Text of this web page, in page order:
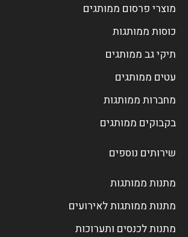
מוצרי פרסום ממותגים
כוסות ממותגות
תיקי גב ממותגים
עטים ממותגים
מחברות ממותגות
בקבוקים ממותגים
שירותים נוספים
מתנות ממותגות
מתנות ממותגות לאירועים
מתנות לכנסים ותערוכות